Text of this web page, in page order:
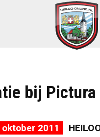
bij Pictura
oktober 2011